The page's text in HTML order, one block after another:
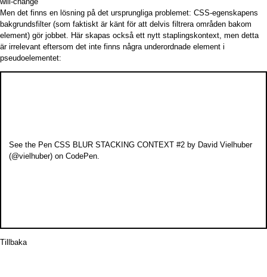
Men det finns en lösning på det ursprungliga problemet: CSS-egenskapens
bakgrundsfilter(som faktiskt är känt för att delvis filtrera områden bakom
element) gör jobbet. Här skapas också ett nytt staplingskontext, men detta
är irrelevant eftersom det inte finns några underordnade element i
pseudoelementet:
See the PenCSS BLUR STACKING CONTEXT #2 by David Vielhuber
(@vielhuber) onCodePen
Tillbaka